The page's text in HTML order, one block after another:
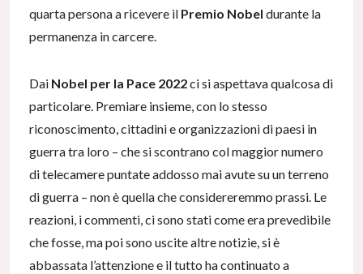
quarta persona a ricevere il Premio Nobel durante la
permanenza in carcere.
Dai Nobel per la Pace 2022ci si aspettava qualcosa di
particolare. Premiare insieme, con lo stesso
riconoscimento, cittadini e organizzazioni di paesi in
guerra tra loro – che si scontrano col maggior numero
di telecamere puntate addosso mai avute su un terreno
di guerra – non è quella che considereremmo prassi. Le
reazioni, i commenti, ci sono stati come era prevedibile
che fosse, ma poi sono uscite altre notizie, si è
abbassata l’attenzione e il tutto ha continuato a